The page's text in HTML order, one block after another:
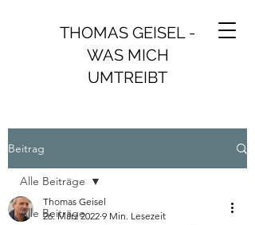
THOMAS GEISEL -
WAS MICH
UMTREIBT
Beitrag
Alle Beiträge
Alle Beiträge
Thomas Geisel
26. März 2022 9 Min. Lesezeit